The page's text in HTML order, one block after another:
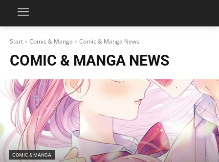
Start Comic & Manga Comic & Manga News
COMIC & MANGA NEWS
COMIC & MANGA